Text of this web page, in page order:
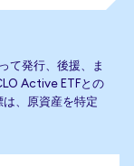
て発行、後援、ま
Active ETFとの
、原資産を特定